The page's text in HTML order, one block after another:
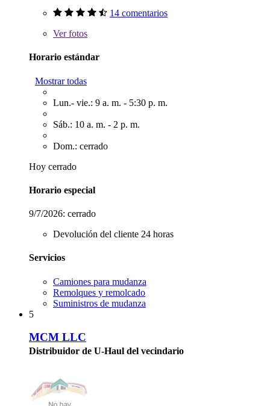
14 comentarios
Verfotos
Horario estándar
Mostrar todas
Lun.- vie.: 9 a. m. - 5:30 p. m.
Sáb.: 10 a. m. - 2 p. m.
Dom.: cerrado
Hoy cerrado
Horario especial
9/7/2026: cerrado
Devolución del cliente 24 horas
Servicios
Camiones para mudanza
Remolques y remolcado
Suministros de mudanza
5
MCM LLC
Distribuidor de U-Haul del vecindario